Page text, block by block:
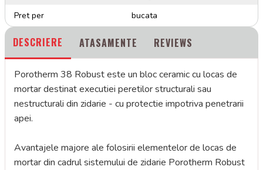
Pret per
bucata
DESCRIERE ATASAMENTE REVIEWS
Porotherm 38 Robust este un bloc ceramic cu locas de
mortar destinat executiei peretilor structurali sau
nestructurali din zidarie - cu protectie impotriva penetrarii
apei.
Avantajele majore ale folosirii elementelor de locas de
mortar din cadrul sistemului de zidarie Porotherm Robust